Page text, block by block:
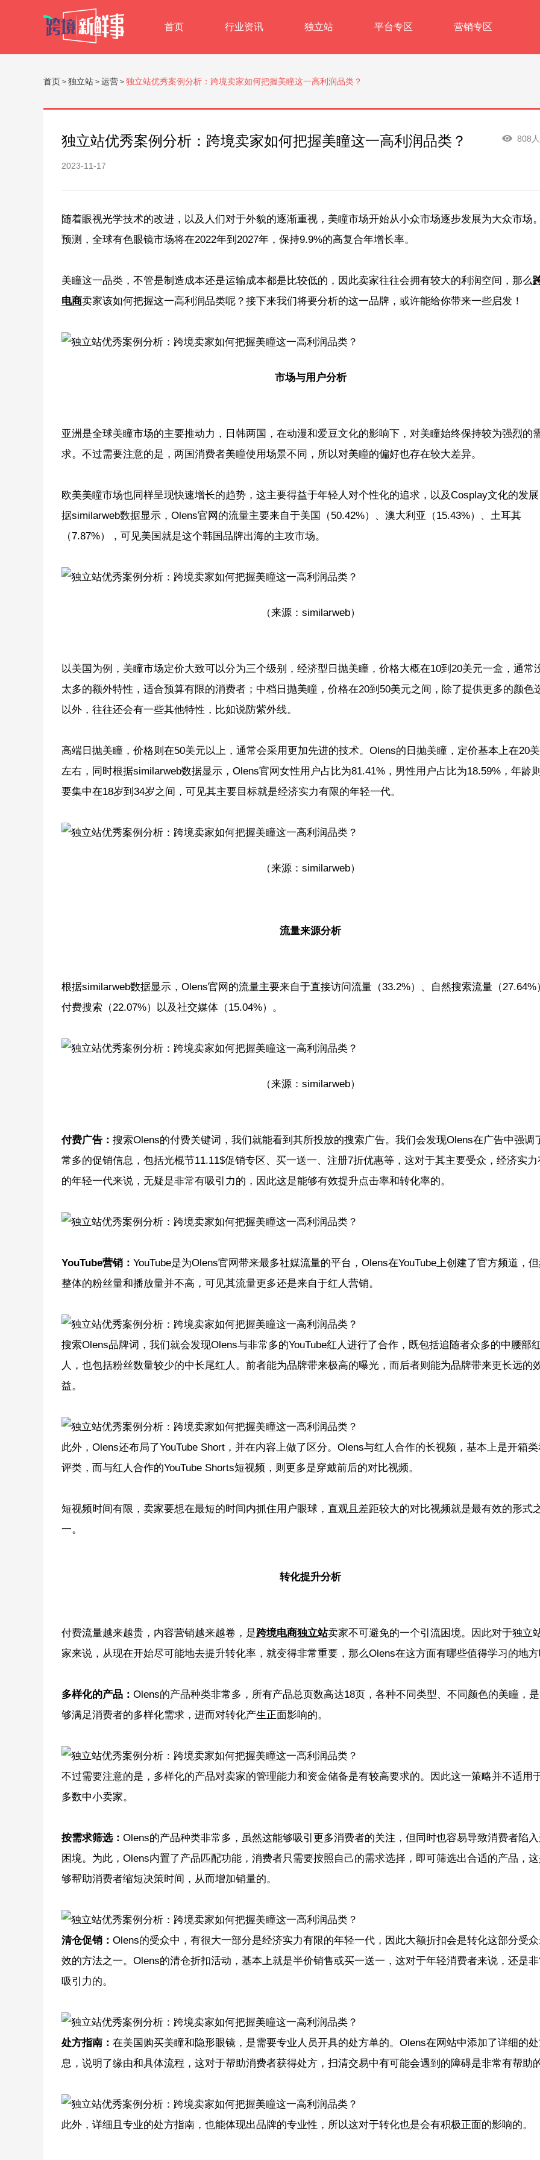
首页 行业资讯 独立站 平台专区 营销专区
首页 > 独立站 > 运营 > 独立站优秀案例分析：跨境卖家如何把握美瞳这一高利润品类？
独立站优秀案例分析：跨境卖家如何把握美瞳这一高利润品类？
2023-11-17
808
随着眼视光学技术的改进，以及人们对于外貌的逐渐重视，美瞳市场开始从小众市场逐步发展为大众市场
预测，全球有色眼镜市场将在2022年到2027年，保持9.9%的高复合年增长率。
美瞳这一品类，不管是制造成本还是运输成本都是比较低的，因此卖家往往会拥有较大的利润空间，那么
电商卖家该如何把握这一高利润品类呢？接下来我们将要分析的这一品牌，或许能给你带来一些启发！
市场与用户分析
亚洲是全球美瞳市场的主要推动力，日韩两国，在动漫和爱豆文化的影响下，对美瞳始终保持较为强烈的
求。不过需要注意的是，两国消费者美瞳使用场景不同，所以对美瞳的偏好也存在较大差异。
欧美美瞳市场也同样呈现快速增长的趋势，这主要得益于年轻人对个性化的追求，以及Cosplay文化的发
据similarweb数据显示，Olens官网的流量主要来自于美国（50.42%）、澳大利亚（15.43%）、土耳其
（7.87%），可见美国就是这个韩国品牌出海的主攻市场。
（来源：similarweb）
以美国为例，美瞳市场定价大致可以分为三个级别，经济型日抛美瞳，价格大概在10到20美元一盒，通常
太多的额外特性，适合预算有限的消费者；中档日抛美瞳，价格在20到50美元之间，除了提供更多的颜色
以外，往往还会有一些其他特性，比如说防紫外线。
高端日抛美瞳，价格则在50美元以上，通常会采用更加先进的技术。Olens的日抛美瞳，定价基本上在20
左右，同时根据similarweb数据显示，Olens官网女性用户占比为81.41%，男性用户占比为18.59%，年龄
要集中在18岁到34岁之间，可见其主要目标就是经济实力有限的年轻一代。
（来源：similarweb）
流量来源分析
根据similarweb数据显示，Olens官网的流量主要来自于直接访问流量（33.2%）、自然搜索流量（27.64%
付费搜索（22.07%）以及社交媒体（15.04%）。
（来源：similarweb）
付费广告： 搜索Olens的付费关键词，我们就能看到其所投放的搜索广告。我们会发现Olens在广告中强调
常多的促销信息，包括光棍节11.11$促销专区、买一送一、注册7折优惠等，这对于其主要受众，经济实力
的年轻一代来说，无疑是非常有吸引力的，因此这是能够有效提升点击率和转化率的。
YouTube营销： YouTube是为Olens官网带来最多社媒流量的平台，Olens在YouTube上创建了官方频道，
整体的粉丝量和播放量并不高，可见其流量更多还是来自于红人营销。
搜索Olens品牌词，我们就会发现Olens与非常多的YouTube红人进行了合作，既包括追随者众多的中腰部
人，也包括粉丝数量较少的中长尾红人。前者能为品牌带来极高的曝光，而后者则能为品牌带来更长远的
益。
此外，Olens还布局了YouTube Short，并在内容上做了区分。Olens与红人合作的长视频，基本上是开箱类
评类，而与红人合作的YouTube Shorts短视频，则更多是穿戴前后的对比视频。
短视频时间有限，卖家要想在最短的时间内抓住用户眼球，直观且差距较大的对比视频就是最有效的形式
一。
转化提升分析
付费流量越来越贵，内容营销越来越卷，是跨境电商独立站卖家不可避免的一个引流困境。因此对于独立
家来说，从现在开始尽可能地去提升转化率，就变得非常重要，那么Olens在这方面有哪些值得学习的地方
多样化的产品： Olens的产品种类非常多，所有产品总页数高达18页，各种不同类型、不同颜色的美瞳，
够满足消费者的多样化需求，进而对转化产生正面影响的。
不过需要注意的是，多样化的产品对卖家的管理能力和资金储备是有较高要求的。因此这一策略并不适用
多数中小卖家。
按需求筛选： Olens的产品种类非常多，虽然这能够吸引更多消费者的关注，但同时也容易导致消费者陷
困境。为此，Olens内置了产品匹配功能，消费者只需要按照自己的需求选择，即可筛选出合适的产品，
够帮助消费者缩短决策时间，从而增加销量的。
清仓促销： Olens的受众中，有很大一部分是经济实力有限的年轻一代，因此大额折扣会是转化这部分受
效的方法之一。Olens的清仓折扣活动，基本上就是半价销售或买一送一，这对于年轻消费者来说，还是
吸引力的。
处方指南： 在美国购买美瞳和隐形眼镜，是需要专业人员开具的处方单的。Olens在网站中添加了详细的
息，说明了缘由和具体流程，这对于帮助消费者获得处方，扫清交易中有可能会遇到的障碍是非常有帮助的
此外，详细且专业的处方指南，也能体现出品牌的专业性，所以这对于转化也是会有积极正面的影响的。